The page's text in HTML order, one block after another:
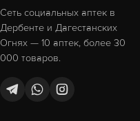
Сеть социальных аптек в
Дербенте и Дагестанских
Огнях — 10 аптек, более 30
000 товаров.